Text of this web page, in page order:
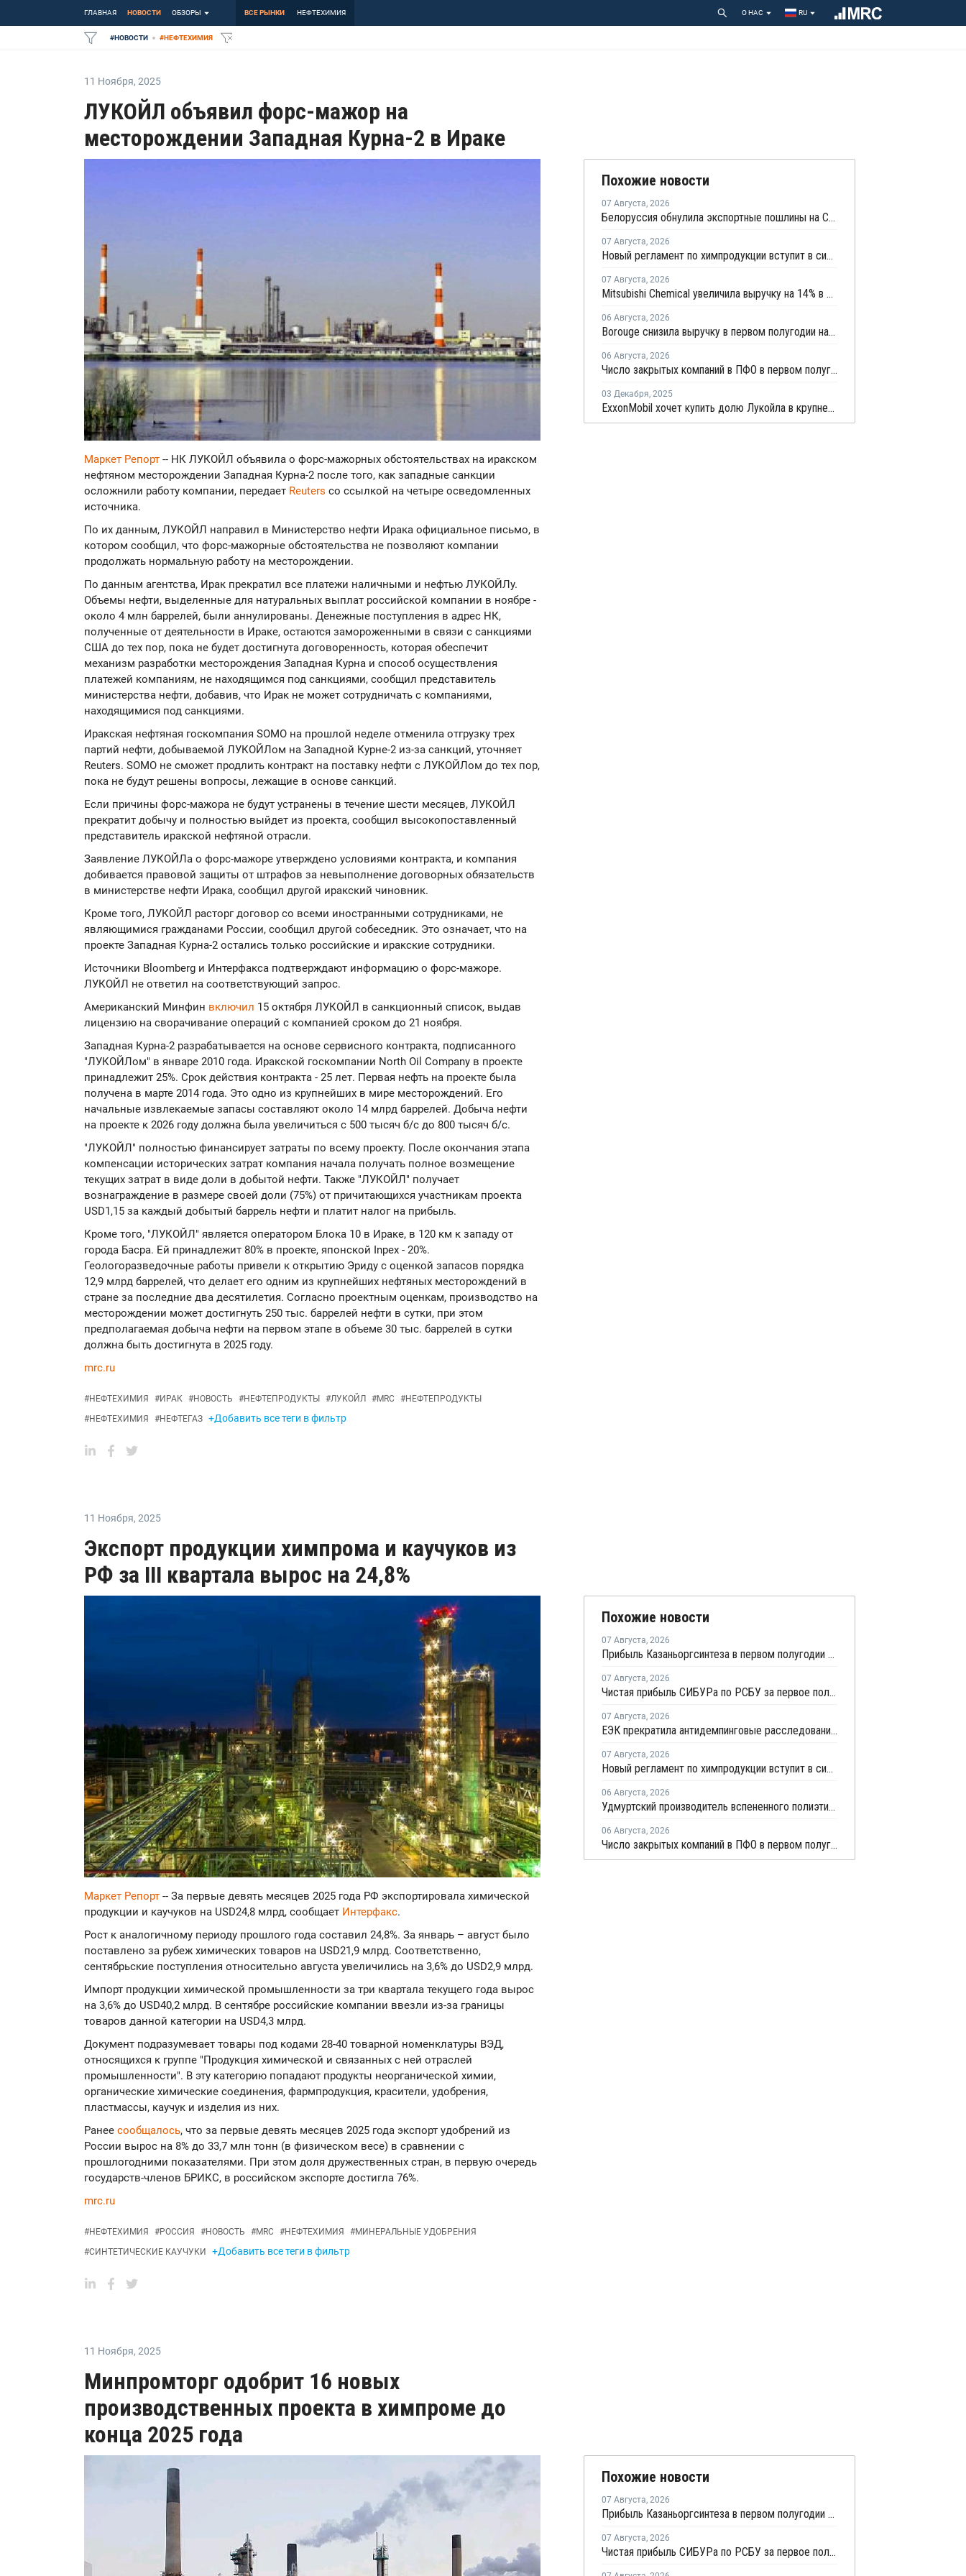
ГЛАВНАЯ НОВОСТИ ОБЗОРЫ ВСЕ РЫНКИ НЕФТЕХИМИЯ О НАС RU
#НОВОСТИ #НЕФТЕХИМИЯ
11 Ноября, 2025
ЛУКОЙЛ объявил форс-мажор на
месторождении Западная Курна-2 в Ираке
Маркет Репорт -- НК ЛУКОЙЛ объявила о форс-мажорных обстоятельствах на иракском
нефтяном месторождении Западная Курна-2 после того, как западные санкции
осложнили работу компании, передает Reuters со ссылкой на четыре осведомленных
источника.
По их данным, ЛУКОЙЛ направил в Министерство нефти Ирака официальное письмо, в
котором сообщил, что форс-мажорные обстоятельства не позволяют компании
продолжать нормальную работу на месторождении.
По данным агентства, Ирак прекратил все платежи наличными и нефтью ЛУКОЙЛу.
Объемы нефти, выделенные для натуральных выплат российской компании в ноябре -
около 4 млн баррелей, были аннулированы. Денежные поступления в адрес НК,
полученные от деятельности в Ираке, остаются замороженными в связи с санкциями
США до тех пор, пока не будет достигнута договоренность, которая обеспечит
механизм разработки месторождения Западная Курна и способ осуществления
платежей компаниям, не находящимся под санкциями, сообщил представитель
министерства нефти, добавив, что Ирак не может сотрудничать с компаниями,
находящимися под санкциями.
Иракская нефтяная госкомпания SOMO на прошлой неделе отменила отгрузку трех
партий нефти, добываемой ЛУКОЙЛом на Западной Курне-2 из-за санкций, уточняет
Reuters. SOMO не сможет продлить контракт на поставку нефти с ЛУКОЙЛом до тех пор,
пока не будут решены вопросы, лежащие в основе санкций.
Если причины форс-мажора не будут устранены в течение шести месяцев, ЛУКОЙЛ
прекратит добычу и полностью выйдет из проекта, сообщил высокопоставленный
представитель иракской нефтяной отрасли.
Заявление ЛУКОЙЛа о форс-мажоре утверждено условиями контракта, и компания
добивается правовой защиты от штрафов за невыполнение договорных обязательств
в министерстве нефти Ирака, сообщил другой иракский чиновник.
Кроме того, ЛУКОЙЛ расторг договор со всеми иностранными сотрудниками, не
являющимися гражданами России, сообщил другой собеседник. Это означает, что на
проекте Западная Курна-2 остались только российские и иракские сотрудники.
Источники Bloomberg и Интерфакса подтверждают информацию о форс-мажоре.
ЛУКОЙЛ не ответил на соответствующий запрос.
Американский Минфин включил 15 октября ЛУКОЙЛ в санкционный список, выдав
лицензию на сворачивание операций с компанией сроком до 21 ноября.
Западная Курна-2 разрабатывается на основе сервисного контракта, подписанного
"ЛУКОЙЛом" в январе 2010 года. Иракской госкомпании North Oil Company в проекте
принадлежит 25%. Срок действия контракта - 25 лет. Первая нефть на проекте была
получена в марте 2014 года. Это одно из крупнейших в мире месторождений. Его
начальные извлекаемые запасы составляют около 14 млрд баррелей. Добыча нефти
на проекте к 2026 году должна была увеличиться с 500 тысяч б/с до 800 тысяч б/с.
"ЛУКОЙЛ" полностью финансирует затраты по всему проекту. После окончания этапа
компенсации исторических затрат компания начала получать полное возмещение
текущих затрат в виде доли в добытой нефти. Также "ЛУКОЙЛ" получает
вознаграждение в размере своей доли (75%) от причитающихся участникам проекта
USD1,15 за каждый добытый баррель нефти и платит налог на прибыль.
Кроме того, "ЛУКОЙЛ" является оператором Блока 10 в Ираке, в 120 км к западу от
города Басра. Ей принадлежит 80% в проекте, японской Inpex - 20%.
Геологоразведочные работы привели к открытию Эриду с оценкой запасов порядка
12,9 млрд баррелей, что делает его одним из крупнейших нефтяных месторождений в
стране за последние два десятилетия. Согласно проектным оценкам, производство на
месторождении может достигнуть 250 тыс. баррелей нефти в сутки, при этом
предполагаемая добыча нефти на первом этапе в объеме 30 тыс. баррелей в сутки
должна быть достигнута в 2025 году.
mrc.ru
#НЕФТЕХИМИЯ #ИРАК #НОВОСТЬ #НЕФТЕПРОДУКТЫ #ЛУКОЙЛ #MRC #НЕФТЕПРОДУКТЫ
#НЕФТЕХИМИЯ #НЕФТЕГАЗ +Добавить все теги в фильтр
Похожие новости
07 Августа, 2026
Белоруссия обнулила экспортные пошлины на СУГ
07 Августа, 2026
Новый регламент по химпродукции вступит в силу в сентябре 2027 года
07 Августа, 2026
Mitsubishi Chemical увеличила выручку на 14% в первом квартале японского финансового года
06 Августа, 2026
Borouge снизила выручку в первом полугодии на 5%
06 Августа, 2026
Число закрытых компаний в ПФО в первом полугодии 2026 года вдвое превысило число новых
03 Декабря, 2025
ExxonMobil хочет купить долю Лукойла в крупнейшем месторождении Ирака
11 Ноября, 2025
Экспорт продукции химпрома и каучуков из
РФ за III квартала вырос на 24,8%
Маркет Репорт -- За первые девять месяцев 2025 года РФ экспортировала химической
продукции и каучуков на USD24,8 млрд, сообщает Интерфакс.
Рост к аналогичному периоду прошлого года составил 24,8%. За январь – август было
поставлено за рубеж химических товаров на USD21,9 млрд. Соответственно,
сентябрьские поступления относительно августа увеличились на 3,6% до USD2,9 млрд.
Импорт продукции химической промышленности за три квартала текущего года вырос
на 3,6% до USD40,2 млрд. В сентябре российские компании ввезли из-за границы
товаров данной категории на USD4,3 млрд.
Документ подразумевает товары под кодами 28-40 товарной номенклатуры ВЭД,
относящихся к группе "Продукция химической и связанных с ней отраслей
промышленности". В эту категорию попадают продукты неорганической химии,
органические химические соединения, фармпродукция, красители, удобрения,
пластмассы, каучук и изделия из них.
Ранее сообщалось, что за первые девять месяцев 2025 года экспорт удобрений из
России вырос на 8% до 33,7 млн тонн (в физическом весе) в сравнении с
прошлогодними показателями. При этом доля дружественных стран, в первую очередь
государств-членов БРИКС, в российском экспорте достигла 76%.
mrc.ru
#НЕФТЕХИМИЯ #РОССИЯ #НОВОСТЬ #MRC #НЕФТЕХИМИЯ #МИНЕРАЛЬНЫЕ УДОБРЕНИЯ
#СИНТЕТИЧЕСКИЕ КАУЧУКИ +Добавить все теги в фильтр
Похожие новости
07 Августа, 2026
Прибыль Казаньоргсинтеза в первом полугодии сократилась более чем в 2 раза
07 Августа, 2026
Чистая прибыль СИБУРа по РСБУ за первое полугодие сократилась в 3,6 раза
07 Августа, 2026
ЕЭК прекратила антидемпинговые расследования против ПЭ и ПП из Азербайджана и Туркменистана
07 Августа, 2026
Новый регламент по химпродукции вступит в силу в сентябре 2027 года
06 Августа, 2026
Удмуртский производитель вспененного полиэтилена нарастит выпуск на 15%
06 Августа, 2026
Число закрытых компаний в ПФО в первом полугодии 2026 года вдвое превысило число новых
11 Ноября, 2025
Минпромторг одобрит 16 новых
производственных проекта в химпроме до
конца 2025 года
Похожие новости
07 Августа, 2026
Прибыль Казаньоргсинтеза в первом полугодии сократилась более чем в 2 раза
07 Августа, 2026
Чистая прибыль СИБУРа по РСБУ за первое полугодие сократилась в 3,6 раза